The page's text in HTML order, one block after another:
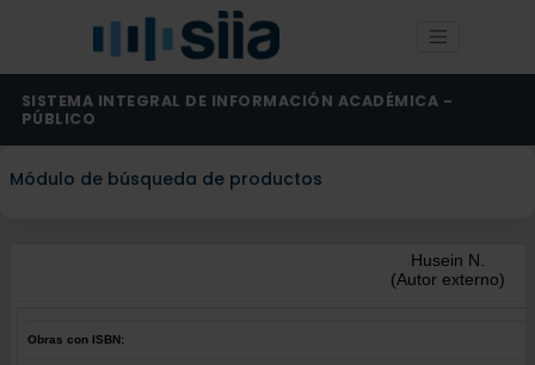
SISTEMA INTEGRAL DE INFORMACIÓN ACADÉMICA -
PÚBLICO
Módulo de búsqueda de productos
Husein N.
(Autor externo)
Obras con ISBN: